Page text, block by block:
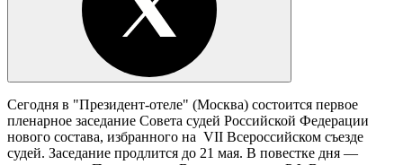
Сегодня в "Президент-отеле" (Москва) состоится первое
пленарное заседание Совета судей Российской Федерации
нового состава, избранного на VII Всероссийском съезде
судей. Заседание продлится до 21 мая. В повестке дня —